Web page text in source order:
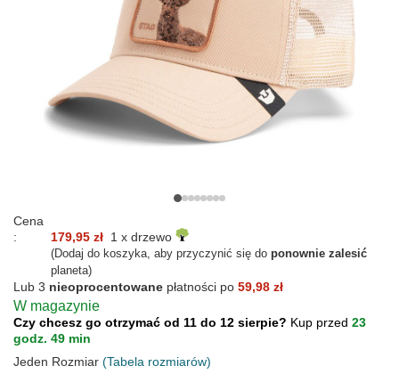
Cena
:
179,95 zł 1 x drzewo
(Dodaj do koszyka, aby przyczynić się do ponownie zalesić
planeta)
Lub 3 nieoprocentowane płatności po 59,98 zł
W magazynie
Czy chcesz go otrzymać od 11 do 12 sierpie? Kup przed 23
godz. 49 min
Jeden Rozmiar (Tabela rozmiarów)